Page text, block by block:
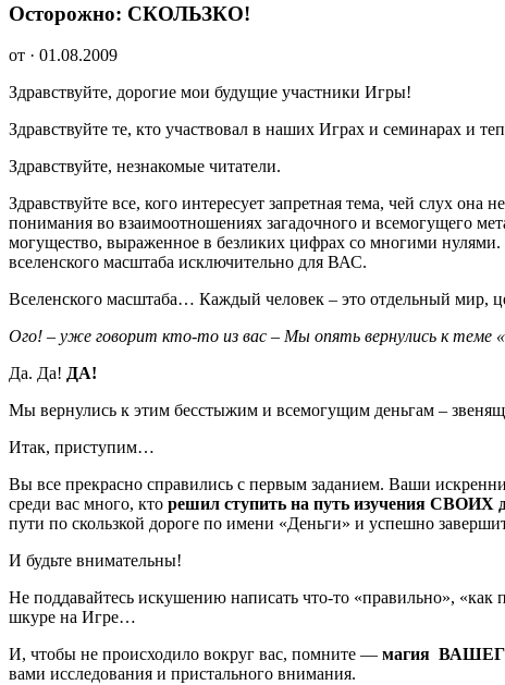
Осторожно: СКОЛЬЗКО!
от · 01.08.2009
Здравствуйте, дорогие мои будущие участники Игры!
Здравствуйте те, кто участвовал в наших Играх и семинарах и
Здравствуйте, незнакомые читатели.
Здравствуйте все, кого интересует запретная тема, чей слух
понимания во взаимоотношениях загадочного и всемогущего
могущество, выраженное в безликих цифрах со многими
вселенского масштаба исключительно для ВАС.
Вселенского масштаба… Каждый человек – это отдельный
Ого! – уже говорит кто-то из вас – Мы опять вернулись к теме
Да. Да! ДА!
Мы вернулись к этим бесстыжим и всемогущим деньгам –
Итак, приступим…
Вы все прекрасно справились с первым заданием. Ваши
среди вас много, кто решил ступить на путь изучения СВОИХ
пути по скользкой дороге по имени «Деньги» и успешно
И будьте внимательны!
Не поддавайтесь искушению написать что-то «правильно»,
шкуре на Игре…
И, чтобы не происходило вокруг вас, помните — магия ВАШЕГО
вами исследования и пристального внимания.